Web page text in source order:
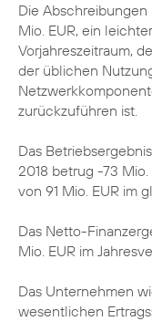
Die
Mio. EUR, ein
Vorjahreszeitraum,
der üblichen
zurückzuführen ist.
Das
2018 betrug -73
von 91 Mio. EUR im
Das Netto-
Mio. EUR im
Das Unternehmen
wesentlichen